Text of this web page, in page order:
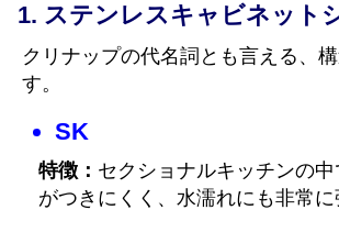
ステンレスキャビネット
クリナップの代名詞とも言える、
す。
SK
特徴： セクショナルキッチンの
がつきにくく、水濡れにも非常